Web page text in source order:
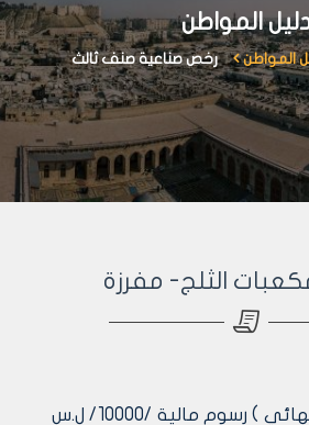
المواطن
المواطن رخص صناعية صنف ثالث
الثلج- مفرزة
) رسوم مالية /10000/ ل.س